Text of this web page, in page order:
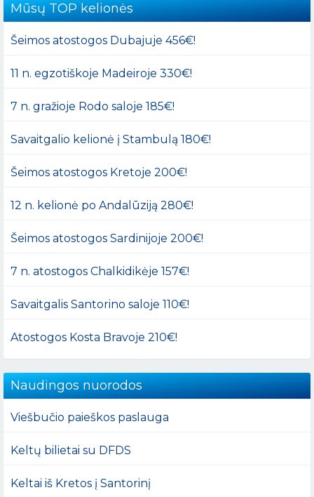
Mūsų TOP kelionės
Šeimos atostogos Dubajuje 456€!
11 n. egzotiškoje Madeiroje 330€!
7 n. gražioje Rodo saloje 185€!
Savaitgalio kelionė į Stambulą 180€!
Šeimos atostogos Kretoje 200€!
12 n. kelionė po Andalūziją 280€!
Šeimos atostogos Sardinijoje 200€!
7 n. atostogos Chalkidikėje 157€!
Savaitgalis Santorino saloje 110€!
Atostogos Kosta Bravoje 210€!
Naudingos nuorodos
Viešbučio paieškos paslauga
Keltų bilietai su DFDS
Keltai iš Kretos į Santorinį